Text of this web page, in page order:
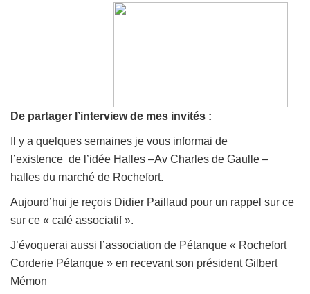
De partager l’interview de mes invités :
Il y a quelques semaines je vous informai de
l’existence de l’idée Halles –Av Charles de Gaulle –
halles du marché de Rochefort.
Aujourd’hui je reçois Didier Paillaud pour un rappel sur ce
sur ce « café associatif ».
J’évoquerai aussi l’association de Pétanque « Rochefort
Corderie Pétanque » en recevant son président Gilbert
Mémon